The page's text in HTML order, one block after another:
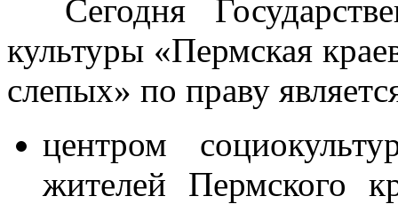
Сегодня
культуры «Пермская
слепых» по праву
центром
жителей Пермского